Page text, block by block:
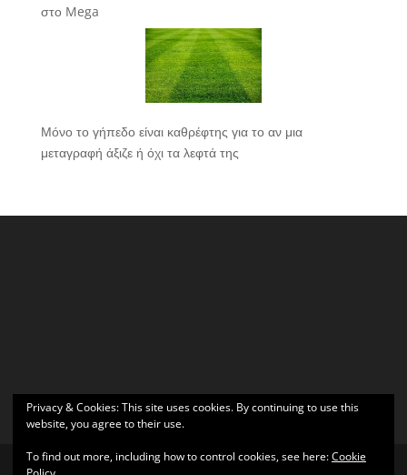
στο Mega
Μόνο το γήπεδο είναι καθρέφτης για το αν μια
μεταγραφή άξιζε ή όχι τα λεφτά της
Privacy & Cookies: This site uses cookies. By continuing to use this
website, you agree to their use.
To find out more, including how to control cookies, see here:Cookie